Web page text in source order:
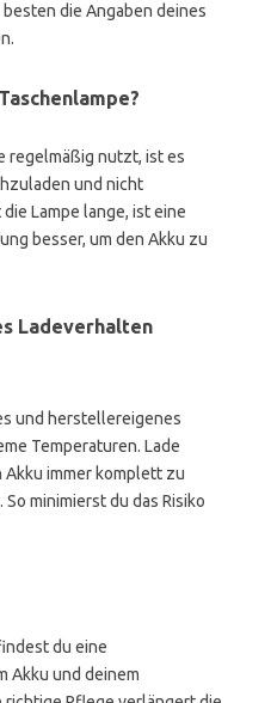
die Angaben deines
regelmäßig nutzt, ist es
und nicht
Lampe lange, ist eine
besser, um den Akku zu
Ladeverhalten
und herstellereigenes
Temperaturen. Lade
immer komplett zu
minimierst du das Risiko
du eine
Akku und deinem